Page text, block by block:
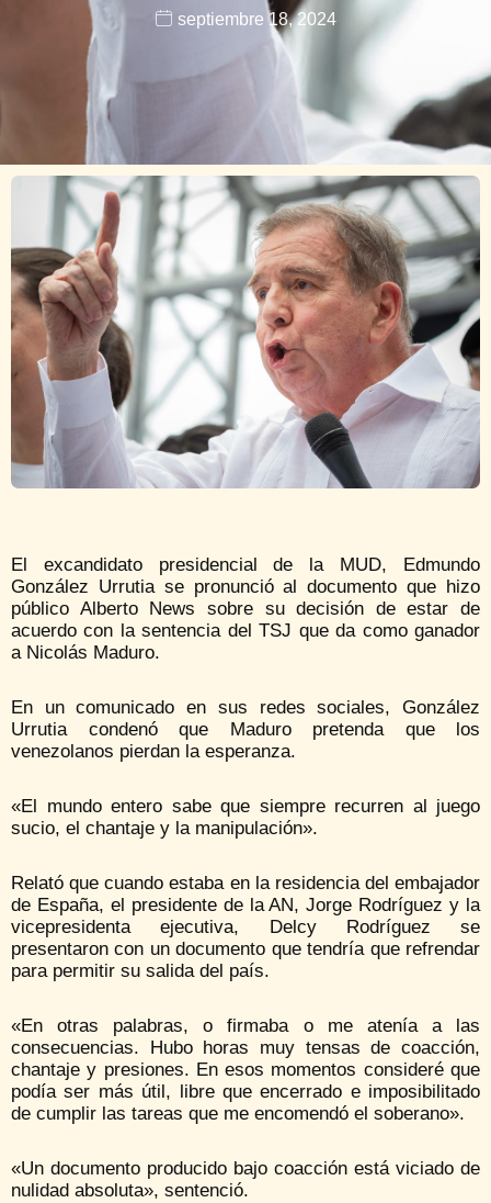
septiembre 18, 2024
El excandidato presidencial de la MUD, Edmundo
González Urrutia se pronunció al documento que hizo
público Alberto News sobre su decisión de estar de
acuerdo con la sentencia del TSJ que da como ganador
a Nicolás Maduro.
En un comunicado en sus redes sociales, González
Urrutia condenó que Maduro pretenda que los
venezolanos pierdan la esperanza.
«El mundo entero sabe que siempre recurren al juego
sucio, el chantaje y la manipulación».
Relató que cuando estaba en la residencia del embajador
de España, el presidente de la AN, Jorge Rodríguez y la
vicepresidenta ejecutiva, Delcy Rodríguez se
presentaron con un documento que tendría que refrendar
para permitir su salida del país.
«En otras palabras, o firmaba o me atenía a las
consecuencias. Hubo horas muy tensas de coacción,
chantaje y presiones. En esos momentos consideré que
podía ser más útil, libre que encerrado e imposibilitado
de cumplir las tareas que me encomendó el soberano».
«Un documento producido bajo coacción está viciado de
nulidad absoluta», sentenció.